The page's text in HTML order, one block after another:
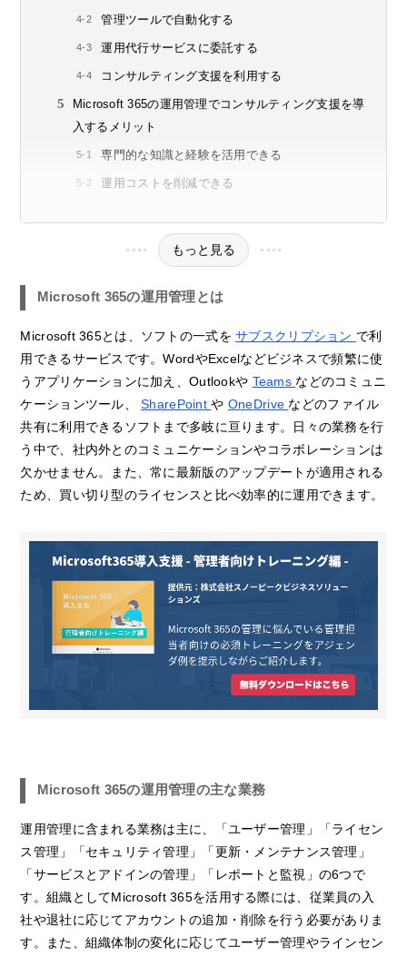
管理ツールで自動化する
運用代行サービスに委託する
コンサルティング支援を利用する
Microsoft 365の運用管理でコンサルティング支援を導
入するメリット
専門的な知識と経験を活用できる
運用コストを削減できる
もっと見る
Microsoft 365の運用管理とは
Microsoft 365とは、ソフトの一式をサブスクリプション で利
用できるサービスです。WordやExcelなどビジネスで頻繁に使
うアプリケーションに加え、Outlookや Teams などのコミュニ
ケーションツール、SharePointや OneDrive などのファイル
共有に利用できるソフトまで多岐に亘ります。日々の業務を行
う中で、社内外とのコミュニケーションやコラボレーションは
欠かせません。また、常に最新版のアップデートが適用される
ため、買い切り型のライセンスと比べ効率的に運用できます。
Microsoft 365の運用管理の主な業務
運用管理に含まれる業務は主に、「ユーザー管理」「ライセン
ス管理」「セキュリティ管理」「更新・メンテナンス管理」
「サービスとアドインの管理」「レポートと監視」の6つで
す。組織としてMicrosoft 365を活用する際には、従業員の入
社や退社に応じてアカウントの追加・削除を行う必要がありま
す。また、組織体制の変化に応じてユーザー管理やラインセン